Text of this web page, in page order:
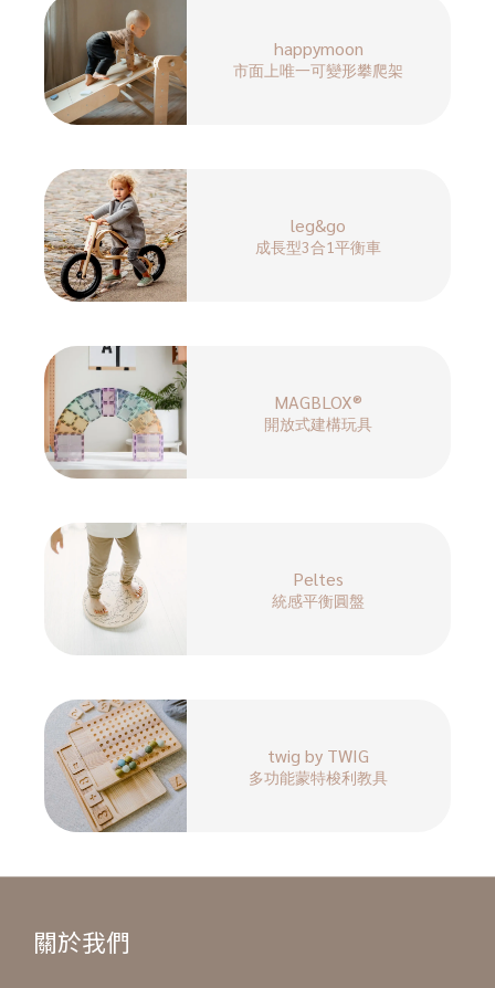
happymoon
市面上唯一可變形攀爬架
leg&go
成長型3合1平衡車
MAGBLOX®
開放式建構玩具
Peltes
統感平衡圓盤
twig by TWIG
多功能蒙特梭利教具
關於我們